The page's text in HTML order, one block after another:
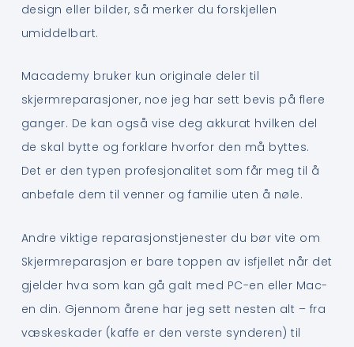
design eller bilder, så merker du forskjellen
umiddelbart.
Macademy bruker kun originale deler til
skjermreparasjoner, noe jeg har sett bevis på flere
ganger. De kan også vise deg akkurat hvilken del
de skal bytte og forklare hvorfor den må byttes.
Det er den typen profesjonalitet som får meg til å
anbefale dem til venner og familie uten å nøle.
Andre viktige reparasjonstjenester du bør vite om
Skjermreparasjon er bare toppen av isfjellet når det
gjelder hva som kan gå galt med PC-en eller Mac-
en din. Gjennom årene har jeg sett nesten alt – fra
væskeskader (kaffe er den verste synderen) til